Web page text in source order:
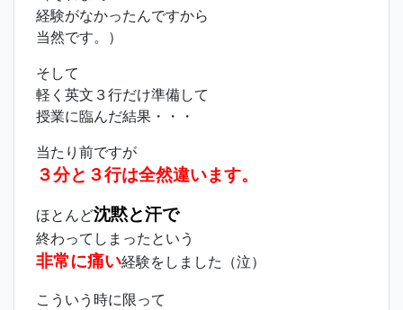
経験がなかったんですから
当然です。）
そして
軽く英文３行だけ準備して
授業に臨んだ結果・・・
当たり前ですが
３分と３行は全然違います。
ほとんど沈黙と汗で
終わってしまったという
非常に痛い経験をしました（泣）
こういう時に限って